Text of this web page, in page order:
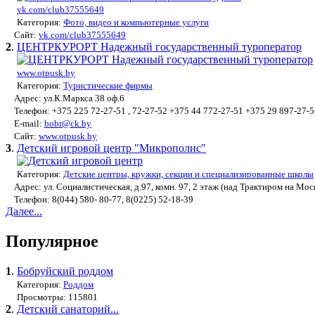
vk.com/club37555649
Категория: Фото, видео и компьютерные услуги
Сайт: vk.com/club37555649
2. ЦЕНТРКУРОРТ Надежный государственный туроператор
www.otpusk.by
Категория: Туристические фирмы
Адрес: ул.К.Маркса 38 оф.6
Телефон: +375 225 72-27-51 , 72-27-52 +375 44 772-27-51 +375 29 897-27-
E-mail: bobr@ck.by
Сайт: www.otpusk.by
3. Детский игровой центр "Микрополис"
Категория: Детские центры, кружки, секции и специализированные школы
Адрес: ул. Социалистическая, д.97, комн. 97, 2 этаж (над Трактиром на
Телефон: 8(044) 580- 80-77, 8(0225) 52-18-39
Далее...
Популярное
1. Бобруйский роддом
Категория: Роддом
Просмотры: 115801
2. Детский санаторий...